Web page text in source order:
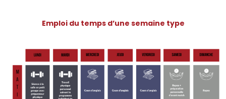
Emploi du temps d’une semaine type